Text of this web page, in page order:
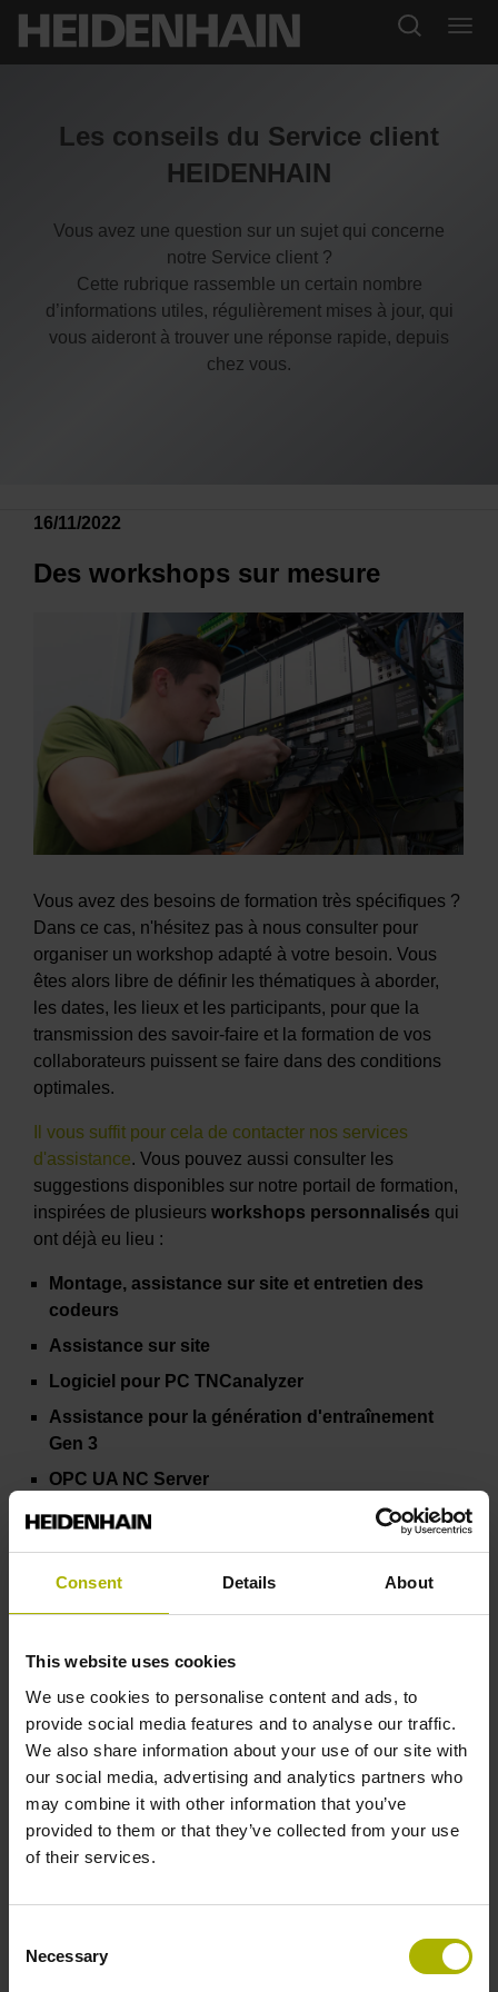
Consent Details About
This website uses cookies
We use cookies to personalise content and ads, to
provide social media features and to analyse our traffic.
We also share information about your use of our site with
our social media, advertising and analytics partners who
may combine it with other information that you’ve
provided to them or that they’ve collected from your use
of their services.
Selection
Necessary
Les conseils du Service client
HEIDENHAIN
Vous avez une question sur un sujet qui concerne
notre Service client ?
Cette rubrique rassemble un certain nombre
d’informations utiles, régulièrement mises à jour, qui
vous aideront à trouver une réponse rapide, depuis
chez vous.
16/11/2022
Des workshops sur mesure
Vous avez des besoins de formation très spécifiques ?
Dans ce cas, n'hésitez pas à nous consulter pour
organiser un workshop adapté à votre besoin. Vous
êtes alors libre de définir les thématiques à aborder,
les dates, les lieux et les participants, pour que la
transmission des savoir-faire et la formation de vos
collaborateurs puissent se faire dans des conditions
optimales.
Il vous suffit pour cela de contacter nos services
d'assistance. Vous pouvez aussi consulter les
suggestions disponibles sur notre portail de formation,
inspirées de plusieurs workshops personnalisés qui
ont déjà eu lieu :
Montage, assistance sur site et entretien des
codeurs
Assistance sur site
Logiciel pour PC TNCanalyzer
Assistance pour la génération d'entraînement
Gen 3
OPC UA NC Server
Programmation/Configuration système
Nouveautés du logiciel HEIDENHAIN pour PC
TNCopt
Système de mesure de référence RVM 400
Grâce à ces workshops personnalisés
grand nombre de domaines. Vous avez besoin d'une
aide ciblée pour lancer de nouveaux projets ? Vous
aimeriez qualifier vos collaborateurs pour un certain
type de tâches ? Ou bien vous souhaitez enseigner à
de nouveaux collaborateurs comment travailler avec
des solutions HEIDENHAIN ?
de mettre au point un programme sur mesure, ciblé,
efficace, pratique, adapté à vos besoins, et qui puisse